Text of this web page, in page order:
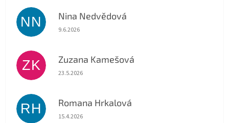
NN Nina Nedvědová
Hodnocení obchodu je 5 z 5 hvězdiček.
9.6.2026
ZK Zuzana Kamešová
Hodnocení obchodu je 5 z 5 hvězdiček.
23.5.2026
RH Romana Hrkalová
Hodnocení obchodu je 5 z 5 hvězdiček.
15.4.2026